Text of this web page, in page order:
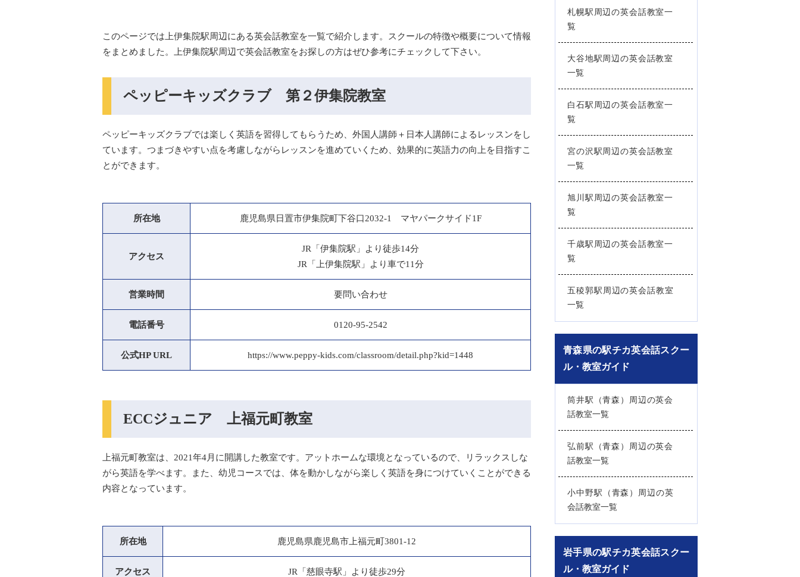
このページでは上伊集院駅周辺にある英会話教室を一覧で紹介します。スクールの特徴や概要について情報
をまとめました。上伊集院駅周辺で英会話教室をお探しの方はぜひ参考にチェックして下さい。
ペッピーキッズクラブ 第２伊集院教室
ペッピーキッズクラブでは楽しく英語を習得してもらうため、外国人講師＋日本人講師によるレッスンをし
ています。つまづきやすい点を考慮しながらレッスンを進めていくため、効果的に英語力の向上を目指すこ
とができます。
所在地 鹿児島県日置市伊集院町下谷口2032-1 マヤパークサイド1F
アクセス
JR「伊集院駅」より徒歩14分
JR「上伊集院駅」より車で11分
営業時間 要問い合わせ
電話番号 0120-95-2542
公式HP URL https://www.peppy-kids.com/classroom/detail.php?kid=1448
ECCジュニア 上福元町教室
上福元町教室は、2021年4月に開講した教室です。アットホームな環境となっているので、リラックスしな
がら英語を学べます。また、幼児コースでは、体を動かしながら楽しく英語を身につけていくことができる
内容となっています。
所在地 鹿児島県鹿児島市上福元町3801-12
アクセス JR「慈眼寺駅」より徒歩29分
札幌駅周辺の英会話教室一
覧
大谷地駅周辺の英会話教室
一覧
白石駅周辺の英会話教室一
覧
宮の沢駅周辺の英会話教室
一覧
旭川駅周辺の英会話教室一
覧
千歳駅周辺の英会話教室一
覧
五稜郭駅周辺の英会話教室
一覧
青森県の駅チカ英会話スクー
ル・教室ガイド
筒井駅（青森）周辺の英会
話教室一覧
弘前駅（青森）周辺の英会
話教室一覧
小中野駅（青森）周辺の英
会話教室一覧
岩手県の駅チカ英会話スクー
ル・教室ガイド